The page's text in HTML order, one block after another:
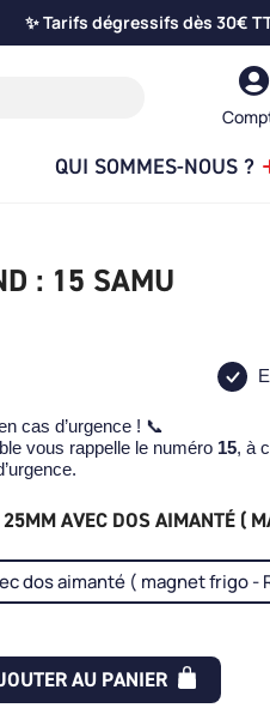
✨ Tarifs dégressifs dès 30€
QUI SOMMES-NOUS ?
: 15 SAMU
cas d’urgence ! 📞
vous rappelle le numéro 15, à
AVEC DOS AIMANTÉ (
AU PANIER